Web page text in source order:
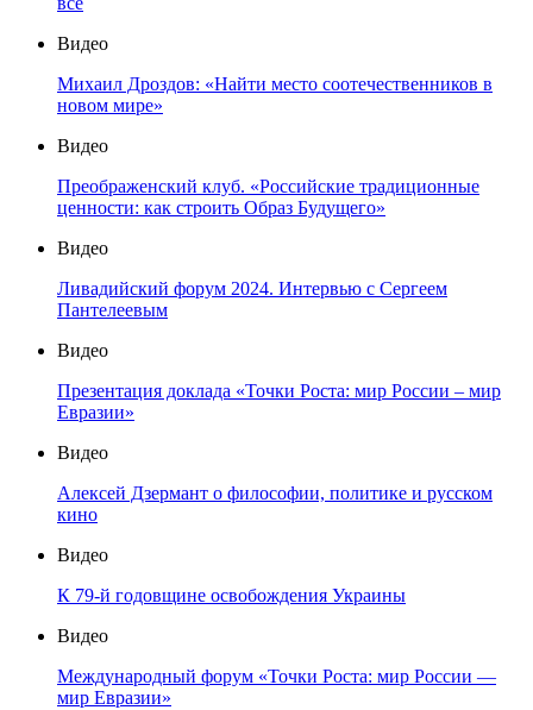
Видео
Михаил Дроздов: «Найти место соотечественников в
новом мире»
Видео
Преображенский клуб. «Российские традиционные
ценности: как строить Образ Будущего»
Видео
Ливадийский форум 2024. Интервью с Сергеем
Пантелеевым
Видео
Презентация доклада «Точки Роста: мир России – мир
Евразии»
Видео
Алексей Дзермант о философии, политике и русском
кино
Видео
К 79-й годовщине освобождения Украины
Видео
Международный форум «Точки Роста: мир России —
мир Евразии»